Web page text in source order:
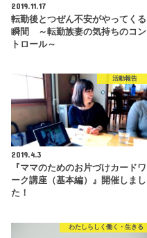
2019.11.17
転勤後とつぜん不安がやってくる
瞬間 ～転勤族妻の気持ちのコン
トロール～
活動報告
2019.4.3
『ママのためのお片づけカードワ
ーク講座（基本編）』開催しまし
た！
わたしらしく働く・生きる